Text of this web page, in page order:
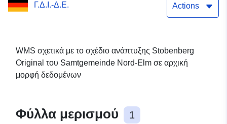
Γ.Δ.Ι.-Δ.Ε. Actions
WMS σχετικά με το σχέδιο ανάπτυξης Stobenberg
Original του Samtgemeinde Nord-Elm σε αρχική
μορφή δεδομένων
Φύλλα μερισμού 1